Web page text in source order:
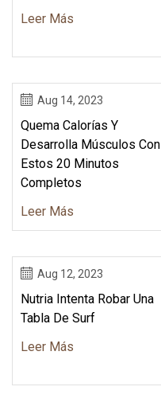
Leer Más
Aug 14, 2023
Quema Calorías Y
Desarrolla Músculos Con
Estos 20 Minutos
Completos
Leer Más
Aug 12, 2023
Nutria Intenta Robar Una
Tabla De Surf
Leer Más